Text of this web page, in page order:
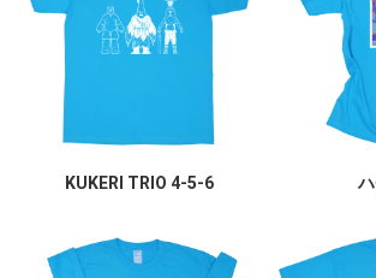
KUKERI TRIO 4-5-6